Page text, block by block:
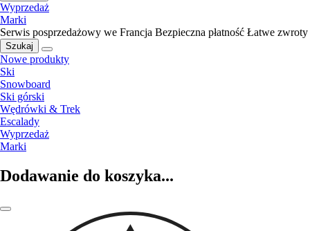
Wyprzedaż
Marki
Serwis posprzedażowy we Francja Bezpieczna płatność Łatwe zwroty
Szukaj
Nowe produkty
Ski
Snowboard
Ski górski
Wędrówki & Trek
Escalady
Wyprzedaż
Marki
Dodawanie do koszyka...